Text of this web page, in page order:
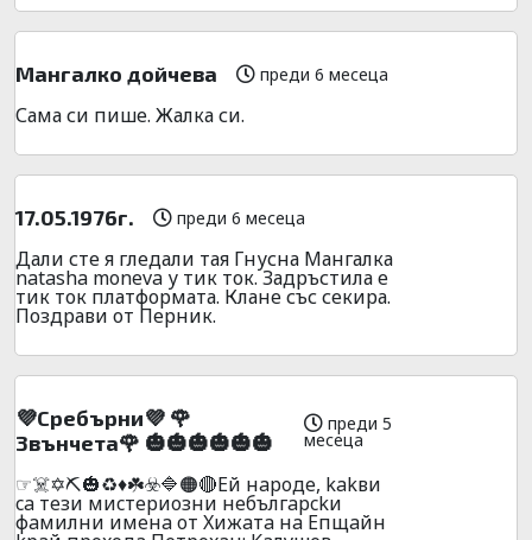
Мангалко дойчева преди 6 месеца
Сама си пише. Жалка си.
17.05.1976г. преди 6 месеца
Дали сте я гледали тая Гнусна Мангалка
natasha moneva у тик ток. Задръстила е
тик ток платформата. Клане със секира.
Поздрави от Перник.
💜Cpeбъpни💜 🌹
3вънчeтa🌹 🎃🎃🎃🎃🎃🎃
преди 5
месеца
☞☠️✡️⛏️🎃♻️♦️☘️☣️🔷🟠🔴Eй нapoдe, kakви
ca тeзи миcтepиoзни нeбългapckи
фaмилни имeнa oт Xижaтa нa Eпщaйн